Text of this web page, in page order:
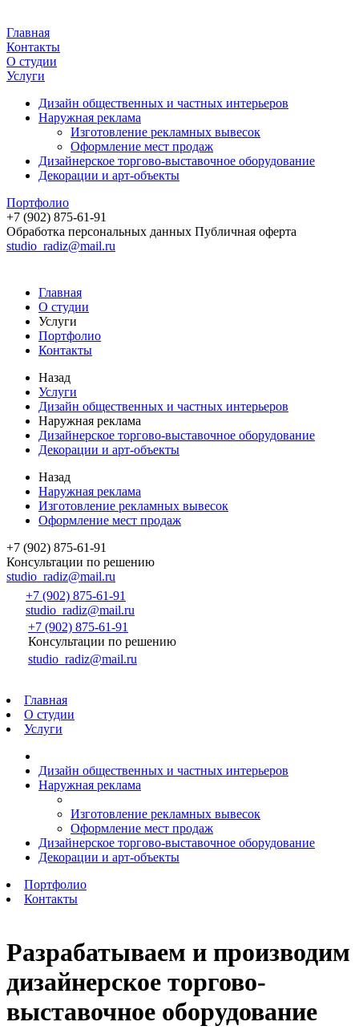
Главная
Контакты
О студии
Услуги
Дизайн общественных и частных интерьеров
Наружная реклама
Изготовление рекламных вывесок
Оформление мест продаж
Дизайнерское торгово-выставочное оборудование
Декорации и арт-объекты
Портфолио
+7 (902) 875-61-91
Обработка персональных данных Публичная оферта
studio_radiz@mail.ru
Главная
О студии
Услуги
Портфолио
Контакты
Назад
Услуги
Дизайн общественных и частных интерьеров
Наружная реклама
Дизайнерское торгово-выставочное оборудование
Декорации и арт-объекты
Назад
Наружная реклама
Изготовление рекламных вывесок
Оформление мест продаж
+7 (902) 875-61-91
Консультации по решению
studio_radiz@mail.ru
+7 (902) 875-61-91
studio_radiz@mail.ru
+7 (902) 875-61-91
Консультации по решению
studio_radiz@mail.ru
Главная
О студии
Услуги
Дизайн общественных и частных интерьеров
Наружная реклама
Изготовление рекламных вывесок
Оформление мест продаж
Дизайнерское торгово-выставочное оборудование
Декорации и арт-объекты
Портфолио
Контакты
Разрабатываем и производим
дизайнерское торгово-
выставочное оборудование